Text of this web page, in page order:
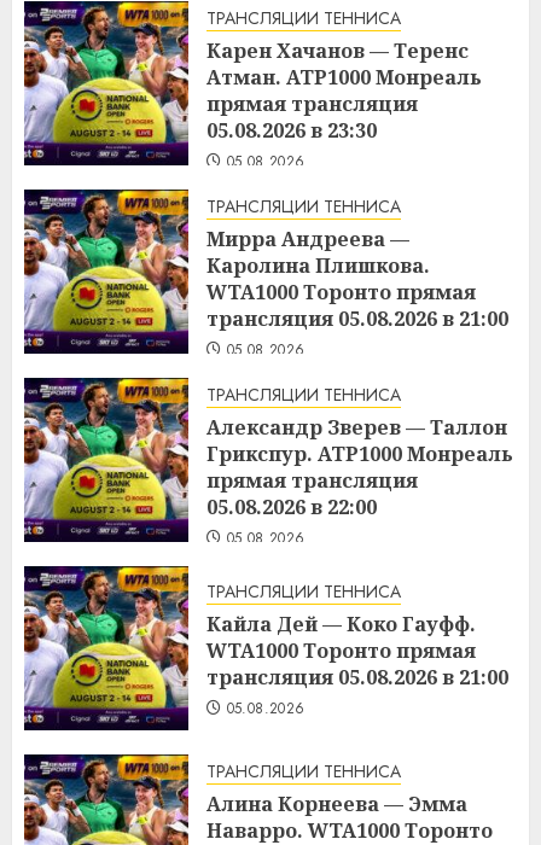
ТРАНСЛЯЦИИ ТЕННИСА
Карен Хачанов — Теренс
Атман. ATP1000 Монреаль
прямая трансляция
05.08.2026 в 23:30
05.08.2026
ТРАНСЛЯЦИИ ТЕННИСА
Мирра Андреева —
Каролина Плишкова.
WTA1000 Торонто прямая
трансляция 05.08.2026 в 21:00
05.08.2026
ТРАНСЛЯЦИИ ТЕННИСА
Александр Зверев — Таллон
Грикспур. ATP1000 Монреаль
прямая трансляция
05.08.2026 в 22:00
05.08.2026
ТРАНСЛЯЦИИ ТЕННИСА
Кайла Дей — Коко Гауфф.
WTA1000 Торонто прямая
трансляция 05.08.2026 в 21:00
05.08.2026
ТРАНСЛЯЦИИ ТЕННИСА
Алина Корнеева — Эмма
Наварро. WTA1000 Торонто